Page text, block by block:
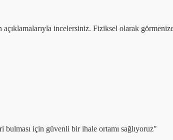
incelersiniz. Fiziksel olarak
bulması için güvenli bir ihale ortamı sağlıyoruz"